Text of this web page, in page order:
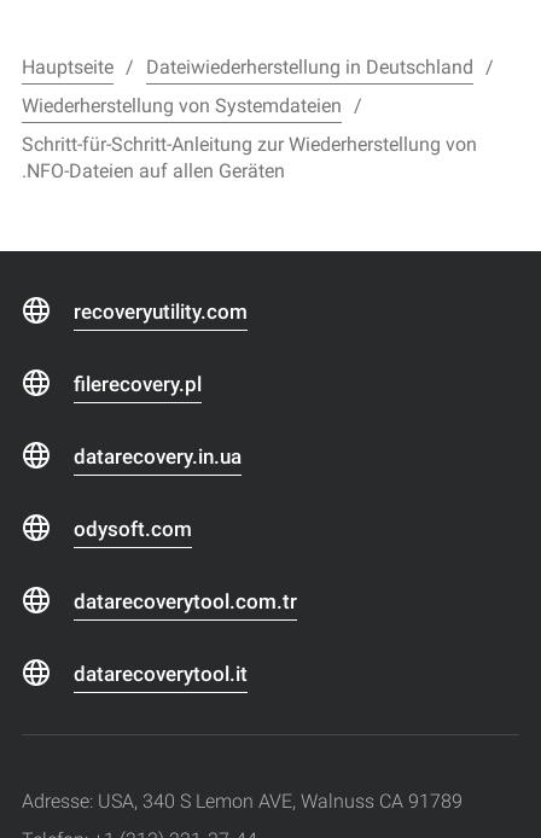
Hauptseite
Dateiwiederherstellung in Deutschland
Wiederherstellung von Systemdateien
Schritt-für-Schritt-Anleitung zur Wiederherstellung von
.NFO-Dateien auf allen Geräten
recoveryutility.com
filerecovery.pl
datarecovery.in.ua
odysoft.com
datarecoverytool.com.tr
datarecoverytool.it
Adresse: USA, 340 S Lemon AVE, Walnuss CA 91789